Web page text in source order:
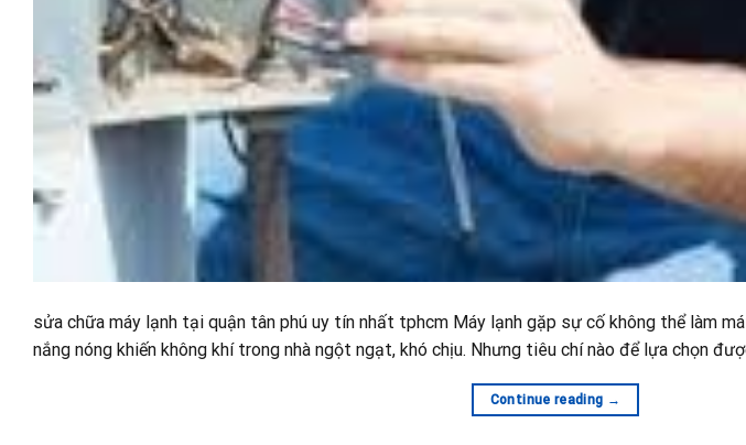
sửa chữa máy lạnh tại quận tân phú uy tín nhất tphcm Máy lạnh gặp sự cố không thể làm
nắng nóng khiến không khí trong nhà ngột ngạt, khó chịu. Nhưng tiêu chí nào để lựa chọn
Continue reading →